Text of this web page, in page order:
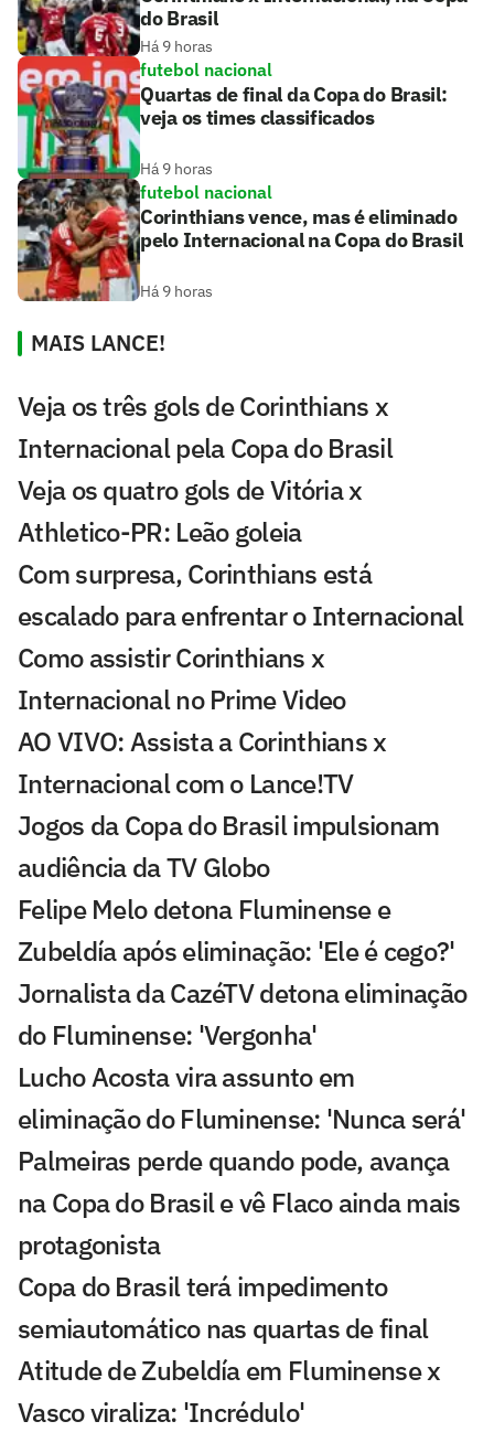
do Brasil
Há 9 horas
futebol nacional
Quartas de final da Copa do Brasil:
veja os times classificados
Há 9 horas
futebol nacional
Corinthians vence, mas é eliminado
pelo Internacional na Copa do Brasil
Há 9 horas
MAIS LANCE!
Veja os três gols de Corinthians x
Internacional pela Copa do Brasil
Veja os quatro gols de Vitória x
Athletico-PR: Leão goleia
Com surpresa, Corinthians está
escalado para enfrentar o Internacional
Como assistir Corinthians x
Internacional no Prime Video
AO VIVO: Assista a Corinthians x
Internacional com o Lance!TV
Jogos da Copa do Brasil impulsionam
audiência da TV Globo
Felipe Melo detona Fluminense e
Zubeldía após eliminação: 'Ele é cego?'
Jornalista da CazéTV detona eliminação
do Fluminense: 'Vergonha'
Lucho Acosta vira assunto em
eliminação do Fluminense: 'Nunca será'
Palmeiras perde quando pode, avança
na Copa do Brasil e vê Flaco ainda mais
protagonista
Copa do Brasil terá impedimento
semiautomático nas quartas de final
Atitude de Zubeldía em Fluminense x
Vasco viraliza: 'Incrédulo'